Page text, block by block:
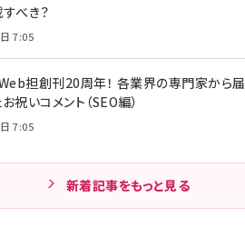
べき？
7:05
担創刊20周年！ 各業界の専門家から届
祝いコメント（SEO編）
7:05
新着記事をもっと見る